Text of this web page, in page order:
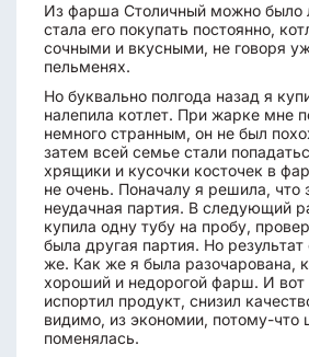
Из фарша Столичный можно было
стала его покупать постоянно,
сочными и вкусными, не говоря
пельменях.
Но буквально полгода назад я
налепила котлет. При жарке мне
немного странным, он не был
затем всей семье стали
хрящики и кусочки косточек в
не очень. Поначалу я решила, что
неудачная партия. В следующий
купила одну тубу на пробу,
была другая партия. Но результат
же. Как же я была разочарована,
хороший и недорогой фарш. И вот
испортил продукт, снизил
видимо, из экономии, потому-что
поменялась.